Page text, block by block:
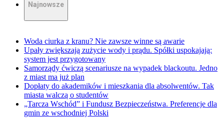
Najnowsze
Woda ciurka z kranu? Nie zawsze winne są awarie
Upały zwiększają zużycie wody i prądu. Spółki uspokajają:
system jest przygotowany
Samorządy ćwiczą scenariusze na wypadek blackoutu. Jedno
z miast ma już plan
Dopłaty do akademików i mieszkania dla absolwentów. Tak
miasta walczą o studentów
„Tarcza Wschód” i Fundusz Bezpieczeństwa. Preferencje dla
gmin ze wschodniej Polski